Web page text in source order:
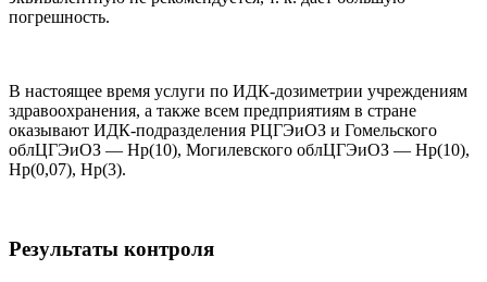
погрешность.
В настоящее время услуги по ИДК-дозиметрии учреждениям
здравоохранения, а также всем предприятиям в стране
оказывают ИДК-подразделения РЦГЭиОЗ и Гомельского
облЦГЭиОЗ — Hp(10), Могилевского облЦГЭиОЗ — Hp(10),
Hp(0,07), Hp(3).
Результаты контроля